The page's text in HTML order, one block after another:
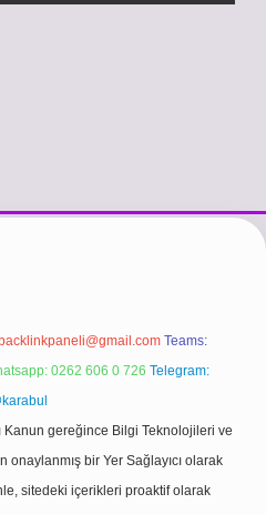
girişhiltonbet güncel giriş
backlinkpaneli@gmail.com Teams:
0262 606 0 726 Telegram:
Kanun gereğince Bilgi Teknolojileri ve
onaylanmış bir Yer Sağlayıcı olarak
sitedeki içerikleri proaktif olarak